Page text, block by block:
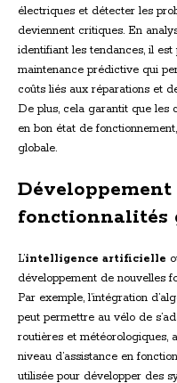
électriques et détecter les
deviennent critiques. En
identifiant les tendances, il
maintenance prédictive qui
coûts liés aux réparations et
De plus, cela garantit que les
en bon état de
globale.
fonctionnalités
L’intelligence artificielle
développement de nouvelles
Par exemple, l’intégration
peut permettre au vélo de
routières et météorologiques,
niveau d’assistance en
utilisée pour développer des